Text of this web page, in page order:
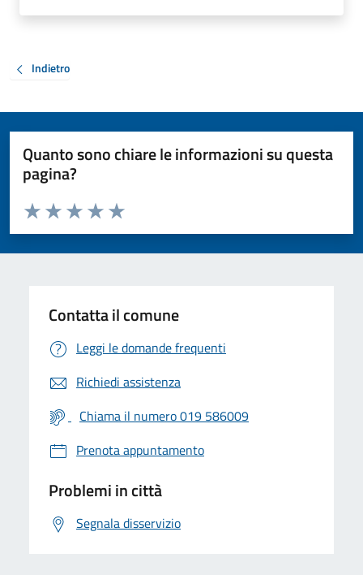
Indietro
Quanto sono chiare le informazioni su questa
pagina?
Valuta da 1 a 5 stelle la pagina
Valuta 5 stelle su 5
Valuta 4 stelle su 5
Valuta 3 stelle su 5
Valuta 2 stelle su 5
Valuta 1 stelle su 5
Contatta il comune
Leggi le domande frequenti
Richiedi assistenza
Chiama il numero 019 586009
Prenota appuntamento
Problemi in città
Segnala disservizio